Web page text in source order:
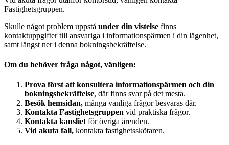
Fastighetsgruppen.
Skulle något problem uppstå under din vistelse finns
kontaktuppgifter till ansvariga i informationspärmen i din lägenhet,
samt längst ner i denna bokningsbekräftelse.
Om du behöver fråga något, vänligen:
Prova först att konsultera informationspärmen och din
bokningsbekräftelse, där finns svar på det mesta.
Besök hemsidan, många vanliga frågor besvaras där.
Kontakta Fastighetsgruppen vid praktiska frågor.
Kontakta kansliet för övriga ärenden.
Vid akuta fall, kontakta fastighetsskötaren.